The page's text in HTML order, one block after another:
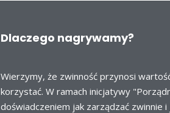
Dlaczego nagrywamy?
Wierzymy, że zwinność przynosi
korzystać. W ramach inicjatywy
doświadczeniem jak zarządzać zwinnie